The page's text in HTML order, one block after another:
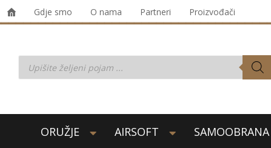
Gdje smo O nama Partneri Proizvođači
ORUŽJE AIRSOFT SAMOOBRANA